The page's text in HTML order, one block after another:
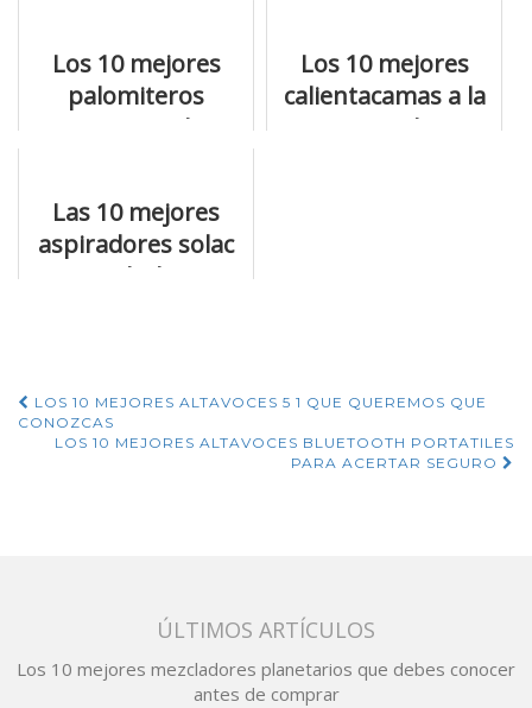
Los 10 mejores
palomiteros
maquina de
Los 10 mejores
calientacamas a la
venta online
Las 10 mejores
aspiradores solac
sin bolsa
Navegación
de
LOS 10 MEJORES ALTAVOCES 5 1 QUE QUEREMOS QUE
CONOZCAS
LOS 10 MEJORES ALTAVOCES BLUETOOTH PORTATILES
PARA ACERTAR SEGURO
ÚLTIMOS ARTÍCULOS
Los 10 mejores mezcladores planetarios que debes conocer
antes de comprar